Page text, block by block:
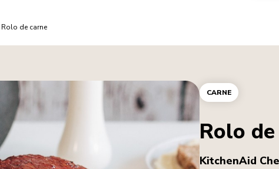
Rolo de carne
CARNE
Rolo
KitchenAid